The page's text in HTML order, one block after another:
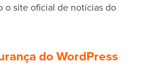
o site oficial de notícias do
do WordPress